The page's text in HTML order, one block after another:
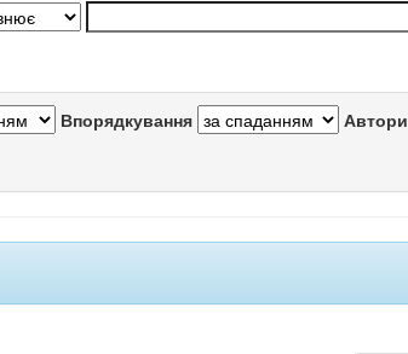
Впорядкування Автори